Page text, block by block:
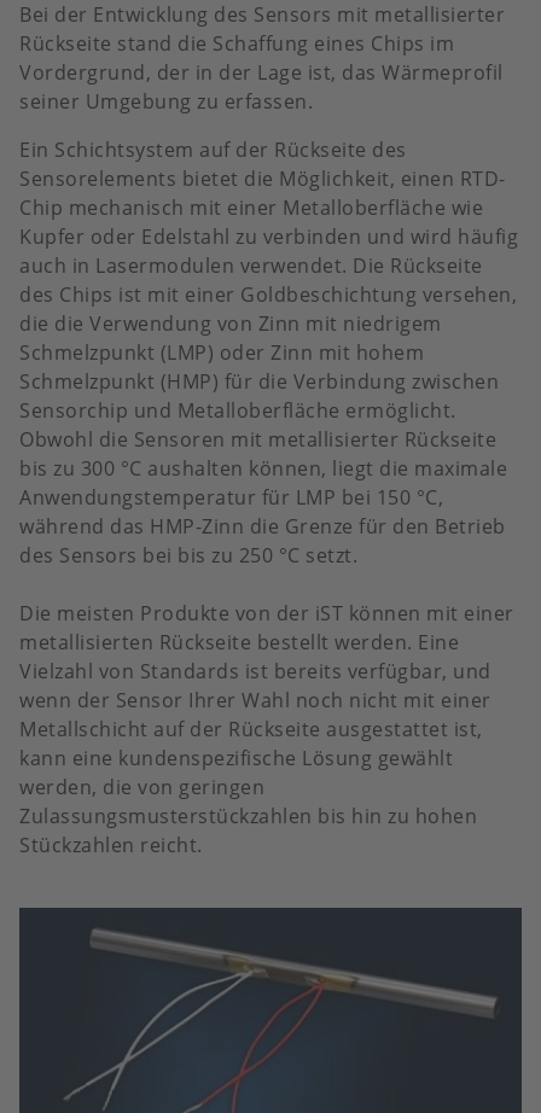
Bei der Entwicklung des Sensors mit metallisierter
Rückseite stand die Schaffung eines Chips im
Vordergrund, der in der Lage ist, das Wärmeprofil
seiner Umgebung zu erfassen.
Ein Schichtsystem auf der Rückseite des
Sensorelements bietet die Möglichkeit, einen RTD-
Chip mechanisch mit einer Metalloberfläche wie
Kupfer oder Edelstahl zu verbinden und wird häufig
auch in Lasermodulen verwendet. Die Rückseite
des Chips ist mit einer Goldbeschichtung versehen,
die die Verwendung von Zinn mit niedrigem
Schmelzpunkt (LMP) oder Zinn mit hohem
Schmelzpunkt (HMP) für die Verbindung zwischen
Sensorchip und Metalloberfläche ermöglicht.
Obwohl die Sensoren mit metallisierter Rückseite
bis zu 300 °C aushalten können, liegt die maximale
Anwendungstemperatur für LMP bei 150 °C,
während das HMP-Zinn die Grenze für den Betrieb
des Sensors bei bis zu 250 °C setzt.
Die meisten Produkte von der iST können mit einer
metallisierten Rückseite bestellt werden. Eine
Vielzahl von Standards ist bereits verfügbar, und
wenn der Sensor Ihrer Wahl noch nicht mit einer
Metallschicht auf der Rückseite ausgestattet ist,
kann eine kundenspezifische Lösung gewählt
werden, die von geringen
Zulassungsmusterstückzahlen bis hin zu hohen
Stückzahlen reicht.